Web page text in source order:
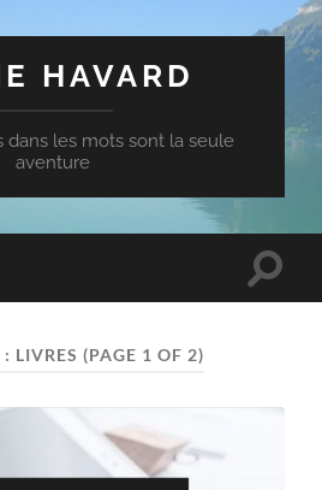
HAVARD
dans les mots sont la seule
aventure
Toggle
: LIVRES (PAGE 1 OF 2)